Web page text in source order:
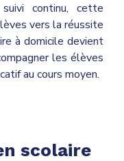
continu, cette
vers la réussite
à domicile devient
les élèves
au cours moyen.
scolaire